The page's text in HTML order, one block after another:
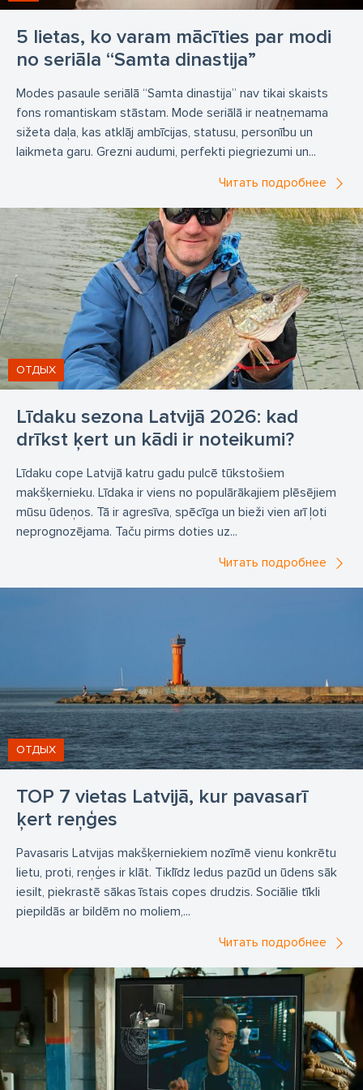
5 lietas, ko varam mācīties par modi
no seriāla “Samta dinastija”
Modes pasaule seriālā “Samta dinastija” nav tikai skaists
fons romantiskam stāstam. Mode seriālā ir neatņemama
sižeta daļa, kas atklāj ambīcijas, statusu, personību un
laikmeta garu. Grezni audumi, perfekti piegriezumi un...
Читать подробнее
Līdaku sezona Latvijā 2026: kad
drīkst ķert un kādi ir noteikumi?
ОТДЫХ
Līdaku cope Latvijā katru gadu pulcē tūkstošiem
makšķernieku. Līdaka ir viens no populārākajiem plēsējiem
mūsu ūdeņos. Tā ir agresīva, spēcīga un bieži vien arī ļoti
neprognozējama. Taču pirms doties uz...
Читать подробнее
TOP 7 vietas Latvijā, kur pavasarī
ķert reņģes
ОТДЫХ
Pavasaris Latvijas makšķerniekiem nozīmē vienu konkrētu
lietu, proti, reņģes ir klāt. Tiklīdz ledus pazūd un ūdens sāk
iesilt, piekrastē sākas īstais copes drudzis. Sociālie tīkli
piepildās ar bildēm no moliem,...
Читать подробнее